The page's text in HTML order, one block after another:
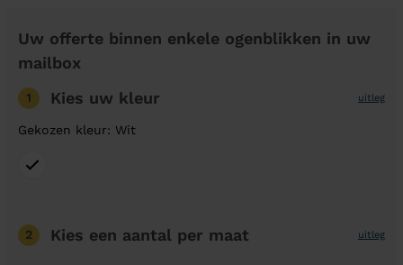
Uw offerte binnen enkele ogenblikken in uw
mailbox
1 Kies uw kleur uitleg
Gekozen kleur: Wit
2 Kies een aantal per maat uitleg